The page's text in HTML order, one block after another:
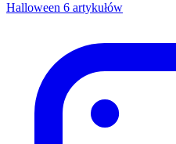
Halloween 6 artykułów